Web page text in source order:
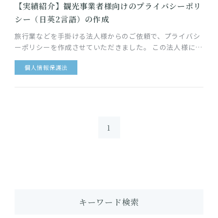
【実績紹介】観光事業者様向けのプライバシーポリ
シー（日英2言語）の作成
旅行業などを手掛ける法人様からのご依頼で、プライバシ
ーポリシーを作成させていただきました。 この法人様にお
いては、顧客から取得した個人情報に基づく個人データ
を、複数の事業者で構成す…
個人情報保護法
1
キーワード検索